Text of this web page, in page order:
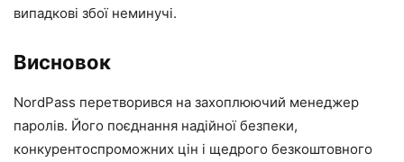
випадкові збої неминучі.
Висновок
NordPass перетворився на захоплюючий менеджер
паролів. Його поєднання надійної безпеки,
конкурентоспроможних цін і щедрого безкоштовного